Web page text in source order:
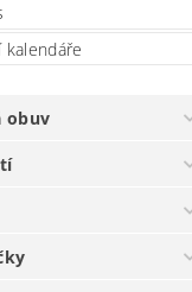
kalendáře
obuv